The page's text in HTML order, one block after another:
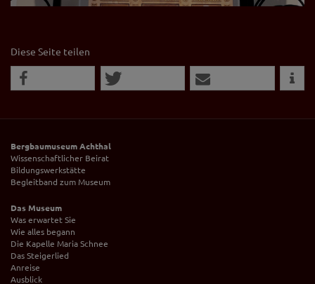
Diese Seite teilen
Bergbaumuseum Achthal
Wissenschaftlicher Beirat
Bildungswerkstätte
Begleitband zum Museum
Das Museum
Was erwartet Sie
Wie alles begann
Die Kapelle Maria Schnee
Das Steigerlied
Anreise
Ausblick